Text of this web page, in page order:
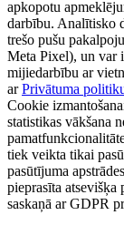
apkopotu
darbību. Analītisko
trešo pušu
Meta Pixel), un var
mijiedarbību ar
arPrivātuma
Cookie
statistikas vākšana
tiek veikta tikai
pasūtījuma
pieprasīta atsevišķa
saskaņā ar GDPR